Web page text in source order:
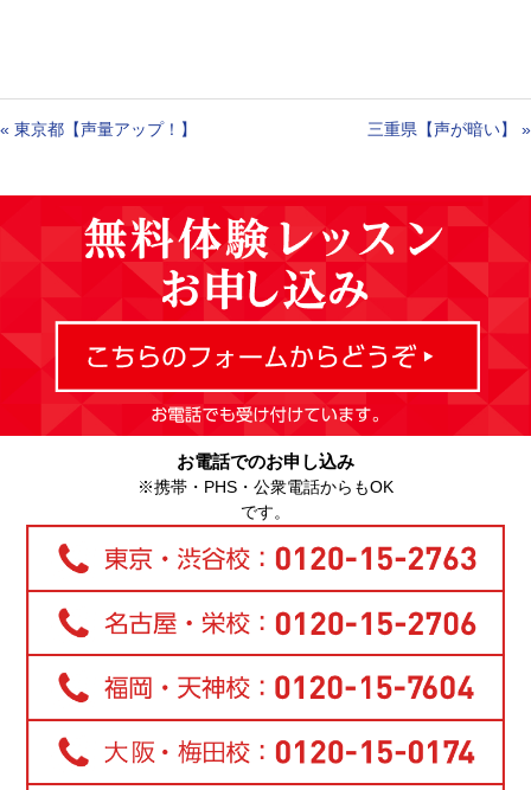
« 東京都【声量アップ！】 三重県【声が暗い】 »
お電話でのお申し込み
※携帯・PHS・公衆電話からもOK
です。